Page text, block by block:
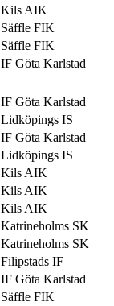
Kils AIK
Säffle FIK
Säffle FIK
IF Göta Karlstad
IF Göta Karlstad
Lidköpings IS
IF Göta Karlstad
Lidköpings IS
Kils AIK
Kils AIK
Kils AIK
Katrineholms SK
Katrineholms SK
Filipstads IF
IF Göta Karlstad
Säffle FIK